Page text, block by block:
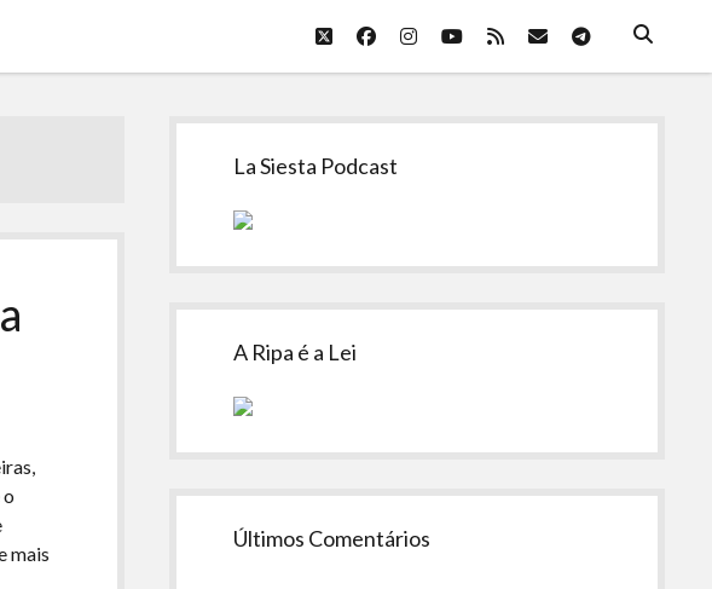
twitterfacebookinstagram
youtube
rss emailtelegram
mais
Sidebar
La Siesta Podcast
A Ripa é a Lei
Últimos Comentários